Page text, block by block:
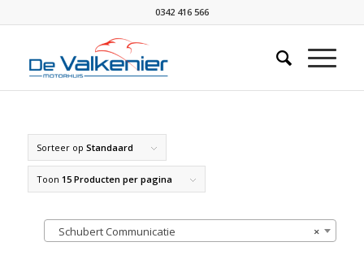
0342 416 566
Sorteer op Standaard
Toon 15 Producten per pagina
×
Schubert Communicatie